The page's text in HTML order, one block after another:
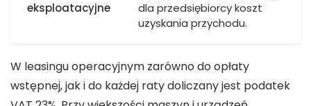
eksploatacyjne
dla przedsiębiorcy koszt
uzyskania przychodu.
W leasingu operacyjnym zarówno do opłaty
wstępnej, jak i do każdej raty doliczany jest podatek